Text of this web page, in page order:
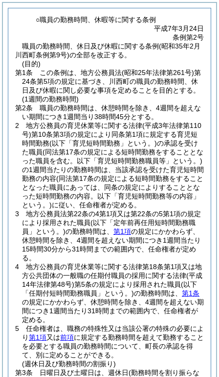
○職員の勤務時間、休暇等に関する条例
平成7年3月24日
条例第2号
職員の勤務時間、休日及び休暇に関する条例(昭和35年2月
川西町条例第9号)の全部を改正する。
(目的)
第1条
この条例は、地方公務員法(昭和25年法律第261号)第
24条第5項の規定に基づき、川西町の職員の勤務時間、休
日及び休暇に関し必要な事項を定めることを目的とする。
(1週間の勤務時間)
第2条
職員の勤務時間は、休憩時間を除き、4週間を超えな
い期間につき1週間当り38時間45分とする。
2
地方公務員の育児休業等に関する法律(平成3年法律第110
号)第10条第3項の規定により同条第1項に規定する育児短
時間勤務(以下「育児短時間勤務」という。)の承認を受け
た職員(同法第17条の規定による短時間勤務をすることとな
った職員を含む。以下「育児短時間勤務職員等」という。)
の1週間当たりの勤務時間は、当該承認を受けた育児短時間
勤務の内容(同法第17条の規定による短時間勤務をすること
となった職員にあっては、同条の規定によりすることとな
った短時間勤務の内容。以下「育児短時間勤務等の内容」
という。)に従い、任命権者が定める。
3
地方公務員法第22条の4第1項又は第22条の5第1項の規定
により採用された職員(以下「定年前再任用短時間勤務職
員」という。)の勤務時間は、 第1項の規定にかかわらず、
休憩時間を除き、4週間を超えない期間につき1週間当たり
15時間30分から31時間までの範囲内で、任命権者が定め
る。
4
地方公務員の育児休業等に関する法律第18条第1項又は地
方公共団体の一般職の任期付職員の採用に関する法律(平成
14年法律第48号)第5条の規定により採用された職員(以下
「任期付短時間勤務職員」という。)の勤務時間は、 第1条
の規定にかかわらず、休憩時間を除き、4週間を超えない期
間につき1週間当たり31時間までの範囲内で、任命権者が
定める。
5
任命権者は、職務の特殊性又は当該公署の特殊の必要によ
り第1項又は前項に規定する勤務時間を超えて勤務すること
を必要とする職員の勤務時間について、町長の承認を得
て、別に定めることができる。
(週休日及び勤務時間の割振り)
第3条
日曜日及び土曜日は、週休日(勤務時間を割り振らな